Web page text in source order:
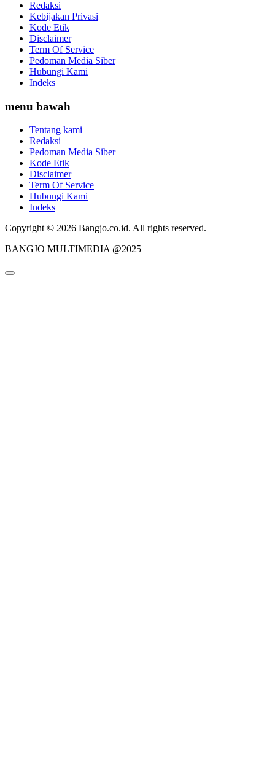
Redaksi
Kebijakan Privasi
Kode Etik
Disclaimer
Term Of Service
Pedoman Media Siber
Hubungi Kami
Indeks
menu bawah
Tentang kami
Redaksi
Pedoman Media Siber
Kode Etik
Disclaimer
Term Of Service
Hubungi Kami
Indeks
Copyright © 2026 Bangjo.co.id. All rights reserved.
BANGJO MULTIMEDIA @2025